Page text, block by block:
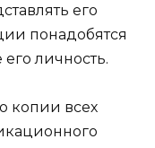
его
понадобятся
личность.
копии всех